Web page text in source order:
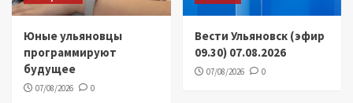
Юные ульяновцы
программируют
будущее
07/08/2026 0
Вести Ульяновск (эфир
09.30) 07.08.2026
07/08/2026 0